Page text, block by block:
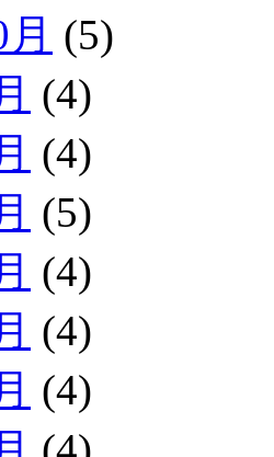
(5)
(4)
(4)
(5)
(4)
(4)
(4)